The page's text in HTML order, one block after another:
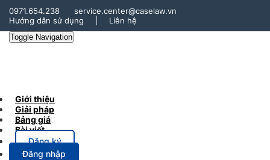
0971.654.238
service.center@caselaw.vn
Hướng dẫn sử dụng
Liên hệ
Toggle Navigation
Giới thiệu
Giải pháp
Bảng giá
Bài viết
Đăng ký
Đăng nhập